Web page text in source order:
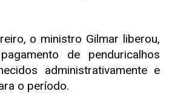
o ministro Gilmar liberou,
de penduricalhos
administrativamente e
o período.